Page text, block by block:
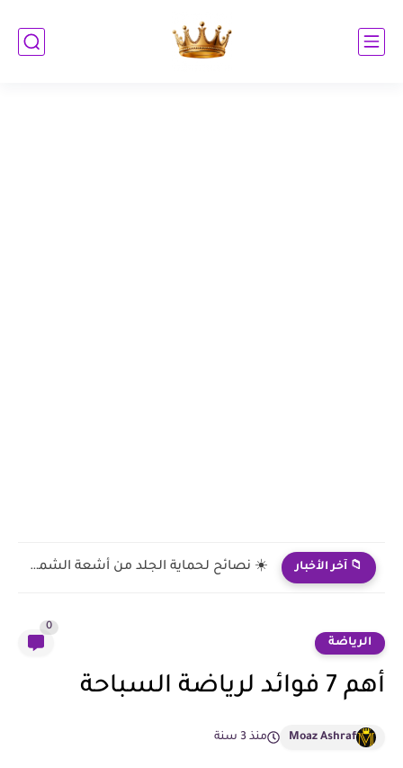
📁 آخر الأخبار ☀️ نصائح لحماية الجلد من أشعة الشمس بعد سن 60
الرياضة
0
أهم 7 فوائد لرياضة السباحة
Moaz Ashraf منذ 3 سنة